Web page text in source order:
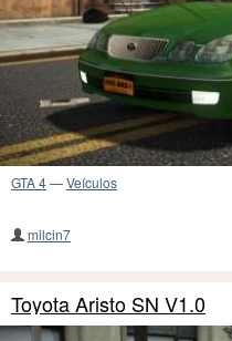
GTA 4—Veículos
milcin7
Toyota Aristo SN V1.0